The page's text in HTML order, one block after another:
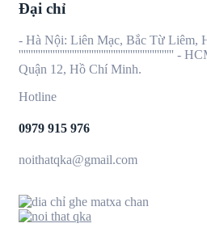
Đại chỉ
- Hà Nội: Liên Mạc, Bắc Từ Liêm,
'''''''''''''''''''''''''''''''''''''''''''''''''''''''''''''''' -
Quận 12, Hồ Chí Minh.
Hotline
0979 915 976
noithatqka@gmail.com